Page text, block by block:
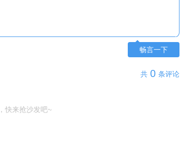
畅言一下
共 0 条评论
快来抢沙发吧~